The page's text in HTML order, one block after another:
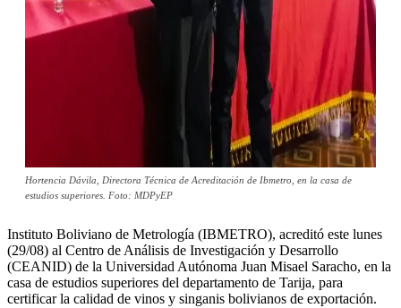
Hortencia Dávila, Directora Técnica de Acreditación de Ibmetro, en la casa de
estudios superiores. Foto: MDPyEP
Instituto Boliviano de Metrología (IBMETRO), acreditó este lunes
(29/08) al Centro de Análisis de Investigación y Desarrollo
(CEANID) de la Universidad Autónoma Juan Misael Saracho, en la
casa de estudios superiores del departamento de Tarija, para
certificar la calidad de vinos y singanis bolivianos de exportación.